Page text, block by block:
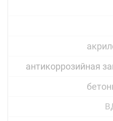
антикоррозийная